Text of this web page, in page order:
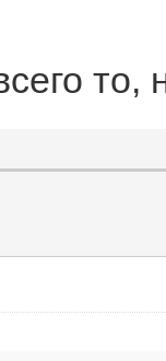
то,